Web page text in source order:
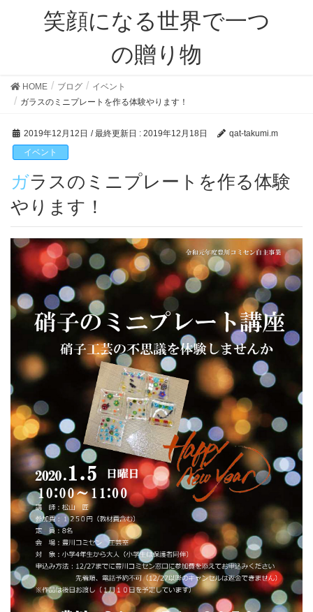
笑顔になる世界で一つ
の贈り物
HOME ブログ
イベント
ガラスのミニプレートを作る体験やります！
2019年12月12日 / 最終更新日 : 2019年12月18日
qat-takumi.m
イベント
ガラスのミニプレートを作る体験
やります！